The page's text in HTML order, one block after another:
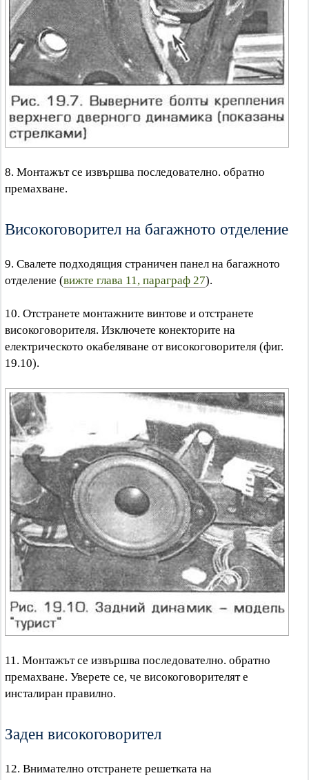
8. Монтажът се извършва последователно. обратно
премахване.
Високоговорител на багажното отделение
9. Свалете подходящия страничен панел на багажното
отделение (вижте глава 11, параграф 27).
10. Отстранете монтажните винтове и отстранете
високоговорителя. Изключете конекторите на
електрическото окабеляване от високоговорителя (фиг.
19.10).
11. Монтажът се извършва последователно. обратно
премахване. Уверете се, че високоговорителят е
инсталиран правилно.
Заден високоговорител
12. Внимателно отстранете решетката на